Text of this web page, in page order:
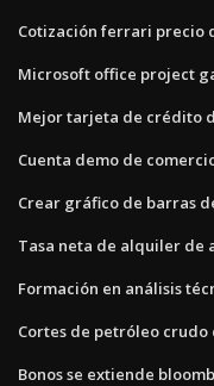
Cotización ferrari precio
Microsoft office project
Mejor tarjeta de crédito
Cuenta demo de
Crear gráfico de barras
Tasa neta de alquiler de
Formación en análisis
Cortes de petróleo crudo
Bonos se extiende